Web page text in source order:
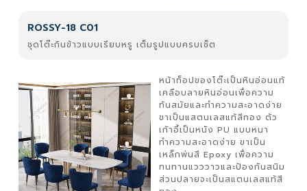
ROSSY-18 C01
ชุดโต๊ะกินข้าวแบบเรียบหรู เต็มรูปแบบครบเช็ต
หน้าท็อปของโต๊ะเป็นหินอ่อนแท้
เคลือบลายหินอ่อนเพื่อความ
ทันสมัยและทำความสะอาดง่าย
ขาเป็นแสตนเลสแท้สีทอง ตัว
เก้าอี้เป็นหนัง PU แบบหนา
ทำความสะอาดง่าย ขาเป็น
เหล็กพ่นสี Epoxy เพื่อความ
ทนทานแวววาวและป้องกันสนิม
ส่วนปลายจะเป็นสแตนเลสแท้สี